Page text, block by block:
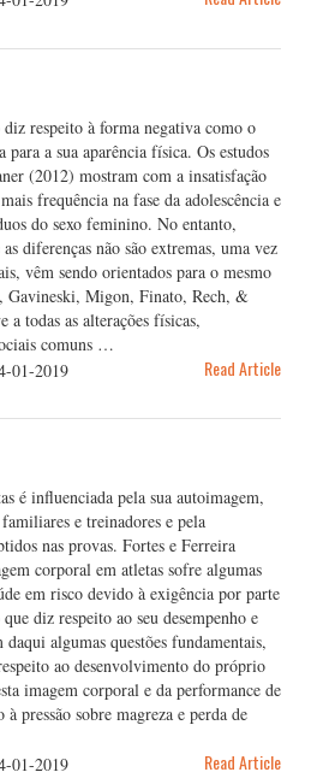
respeito à forma negativa como o
a sua aparência física. Os estudos
(2012) mostram com a insatisfação
frequência na fase da adolescência e
do sexo feminino. No entanto,
diferenças não são extremas, uma vez
vêm sendo orientados para o mesmo
Gavineski, Migon, Finato, Rech, &
a todas as alterações físicas,
comuns …
01-2019 Read Article
é influenciada pela sua autoimagem,
e treinadores e pela
nas provas. Fortes e Ferreira
corporal em atletas sofre algumas
em risco devido à exigência por parte
diz respeito ao seu desempenho e
daqui algumas questões fundamentais,
ao desenvolvimento do próprio
imagem corporal e da performance de
pressão sobre magreza e perda de
01-2019 Read Article